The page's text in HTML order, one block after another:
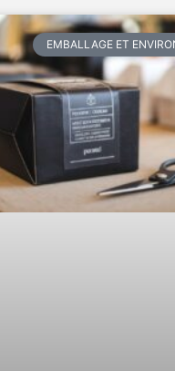
EMBALLAGE ET